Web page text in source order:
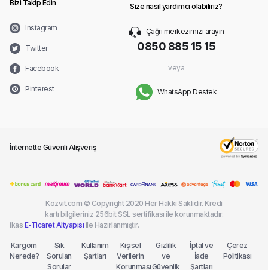
Bizi Takip Edin
Instagram
Twitter
Facebook
Pinterest
Size nasıl yardımcı olabiliriz?
Çağrı merkezimizi arayın
0850 885 15 15
veya
WhatsApp Destek
İnternette Güvenli Alışveriş
Kozvit.com © Copyright 2020 Her Hakkı Saklıdır. Kredi
kartı bilgileriniz 256bit SSL sertifikası ile korunmaktadır.
ikas E-Ticaret Altyapısı ile Hazırlanmıştır.
Kargom
Nerede?
Sık
Sorulan
Sorular
Kullanım
Şartları
Kişisel
Verilerin
Korunması
Gizlilik
ve
Güvenlik
İptal ve
İade
Şartları
Çerez
Politikası